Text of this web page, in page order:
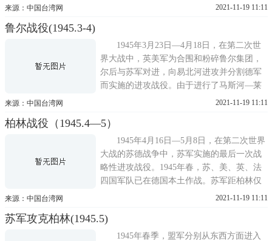
红军，西线和南线为以英美为首的盟军)，德
攻势，夺回主动权。为此，从9月底，希特勒
和他的最高统帅部
来源：中国台湾网 2021-11-19 11:11
鲁尔战役(1945.3-4)
1945年3月23日—4月18日，在第二次世
界大战中，英美军为合围和粉碎鲁尔集团，
尔后与苏军对进，向易北河进攻并分割德军
而实施的进攻战役。由于进行了马斯河—莱
茵河战役，盟军在1945年3月上半月完全攻占
域、雷马根市地域夺取了2个登陆场。此前，
从东面进攻的苏军已进抵距柏林60公里的奥
得河，准备对德国进行最
来源：中国台湾网 2021-11-19 11:11
柏林战役（1945.4—5）
1945年4月16日—5月8日，在第二次世界
大战的苏德战争中，苏军实施的最后一次战
略性进攻战役。1945年春，苏、美、英、法
四国军队已在德国本土作战。苏军距柏林仅
60公里，准备给德军以最后歼灭性打击。
德国首都100—120公里。4月月中，列宁格勒
方面军(司令为苏联元帅戈沃罗夫)在同德军
来源：中国台湾网 2021-11-19 11:11
苏军攻克柏林(1945.5)
1945年春季，盟军分别从东西方面进入